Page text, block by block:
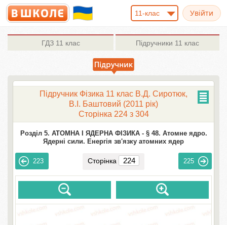
11-клас
ГДЗ11 клас Підручники 11 клас
Підручник Фізика 11 клас В.Д. Сиротюк,
В.І. Баштовий (2011 рік)
Сторінка 224 з 304
Розділ 5. АТОМНА І ЯДЕРНА ФІЗИКА - § 48. Атомне ядро.
Ядерні сили. Енергія зв'язку атомних ядер
223 Сторінка 225